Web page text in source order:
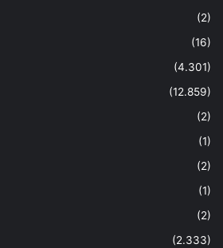
(2)
(16)
(4.301)
(12.859)
(2)
(1)
(2)
(1)
(2)
(2.333)